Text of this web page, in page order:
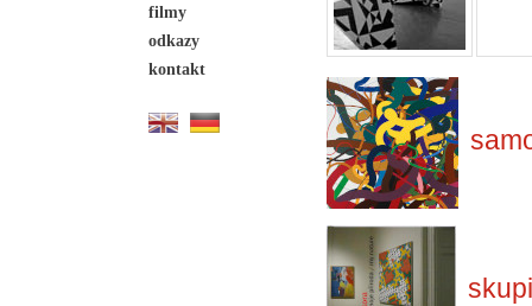
filmy
odkazy
kontakt